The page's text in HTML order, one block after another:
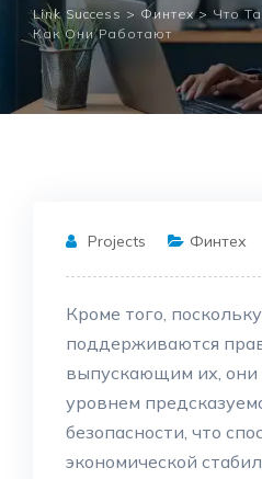
Link Success > Финтех> Что
Как Они Работают
Projects Финтех
Кроме того,
поддерживаются
выпускающим их, они
уровнем
безопасности, что
экономической